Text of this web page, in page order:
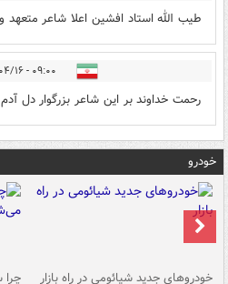
طیب الله استاد افشین اعلا شاعر متعهد
۰۹:۰۰ - ۱۴۰۵/۰۴/۱۶
رحمت خداوند بر این شاعر بزرگوار دل
خودرو
خودروهای جدید شیائومی در راه بازار